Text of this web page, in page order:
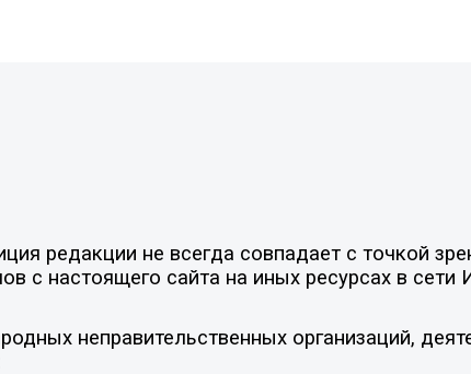
редакции не всегда совпадает с точкой
с настоящего сайта на иных ресурсах в сети
неправительственных организаций,